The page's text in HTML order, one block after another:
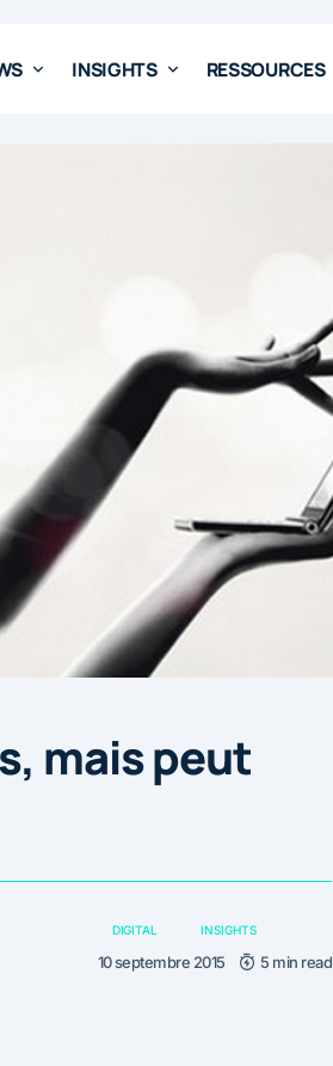
INSIGHTS RESSOURCES
mais peut
DIGITAL INSIGHTS
10 septembre 2015 5 min read